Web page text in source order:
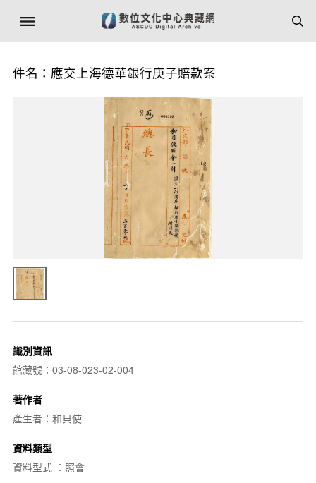
件名：應交上海德華銀行庚子賠款案
識別資訊
館藏號：03-08-023-02-004
著作者
產生者：和貝使
資料類型
資料型式 ：照會